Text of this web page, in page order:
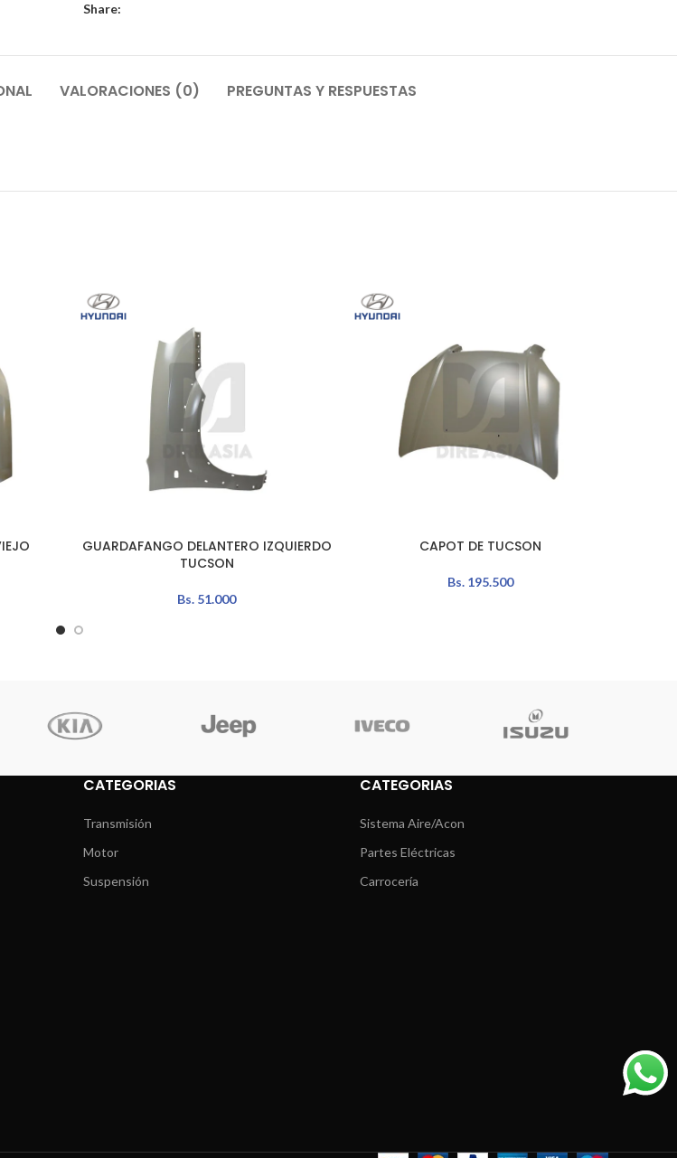
Share:
VALORACIONES (0) PREGUNTAS Y RESPUESTAS
AÑADIR AL CARRITO
GUARDAFANGO DELANTERO IZQUIERDO
TUCSON
Bs. 51.000
AÑADIR AL CARRITOCAPOT DE TUCSON
Bs. 195.500
CATEGORIAS
Transmisión
Motor
Suspensión
CATEGORIAS
Sistema Aire/Acon
Partes Eléctricas
Carrocería